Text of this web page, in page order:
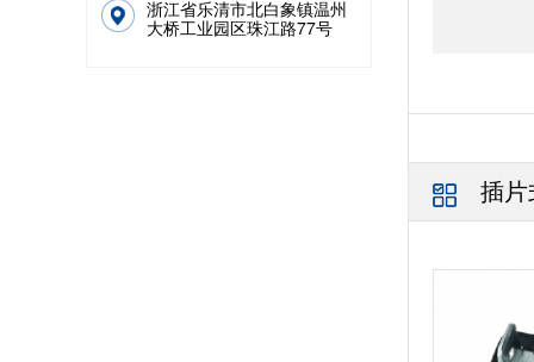
浙江省乐清市北白象镇温州
大桥工业园区珠江路77号
插